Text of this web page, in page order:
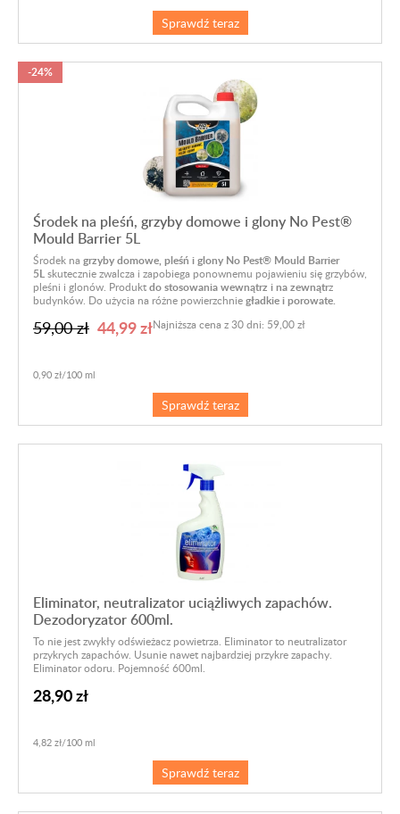
Sprawdź teraz
Środek na pleśń, grzyby domowe i glony No Pest®
Mould Barrier 5L
-24%
Środek na grzyby domowe, pleśń i glony No Pest® Mould Barrier
5Lskutecznie zwalcza i zapobiega ponownemu pojawieniu się grzybów,
pleśni i glonów. Produktdo stosowania wewnątrz i na zewnątrz
budynków. Do użycia na różne powierzchniegładkie i porowate.
59,00 zł 44,99 zł
0,90 zł/100 ml
Najniższa cena z 30 dni: 59,00 zł
Sprawdź teraz
Eliminator, neutralizator uciążliwych zapachów.
Dezodoryzator 600ml.
To nie jest zwykły odświeżacz powietrza. Eliminator to neutralizator
przykrych zapachów. Usunie nawet najbardziej przykre zapachy.
Eliminator odoru. Pojemność 600ml.
28,90 zł
4,82 zł/100 ml
Sprawdź teraz